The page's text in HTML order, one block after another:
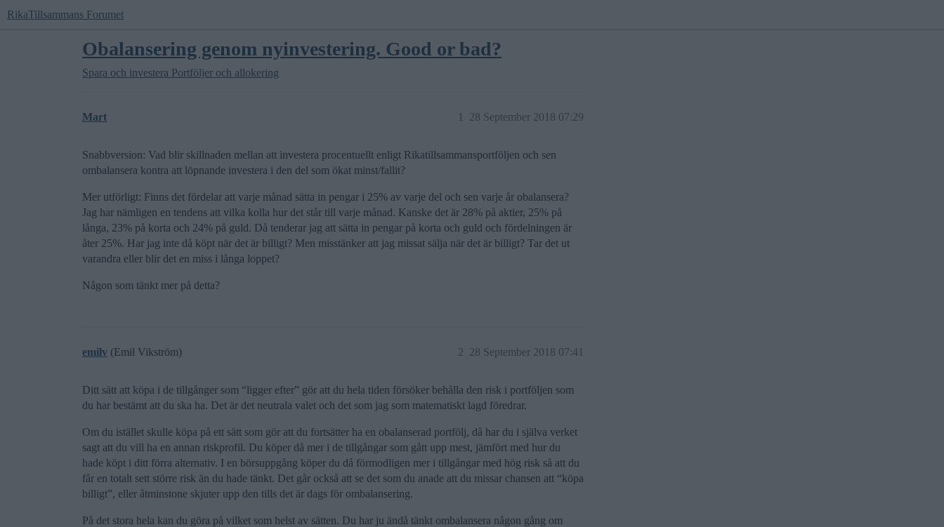
RikaTillsammans Forumet
Obalansering genom nyinvestering. Good or bad?
Spara och investera Portföljer och allokering
Mart 28 September 2018 07:29
1
Snabbversion: Vad blir skillnaden mellan att investera procentuellt enligt Rikatillsammansportföljen och sen
ombalansera kontra att löpnande investera i den del som ökat minst/fallit?
Mer utförligt: Finns det fördelar att varje månad sätta in pengar i 25% av varje del och sen varje år obalansera?
Jag har nämligen en tendens att vilka kolla hur det står till varje månad. Kanske det är 28% på aktier, 25% på
långa, 23% på korta och 24% på guld. Då tenderar jag att sätta in pengar på korta och guld och fördelningen är
åter 25%. Har jag inte då köpt när det är billigt? Men misstänker att jag missat sälja när det är billigt? Tar det ut
varandra eller blir det en miss i långa loppet?
Någon som tänkt mer på detta?
emilv (Emil Vikström) 28 September 2018 07:41
2
Ditt sätt att köpa i de tillgånger som “ligger efter” gör att du hela tiden försöker behålla den risk i portföljen som
du har bestämt att du ska ha. Det är det neutrala valet och det som jag som matematiskt lagd föredrar.
Om du istället skulle köpa på ett sätt som gör att du fortsätter ha en obalanserad portfölj, då har du i själva verket
sagt att du vill ha en annan riskprofil. Du köper då mer i de tillgångar som gått upp mest, jämfört med hur du
hade köpt i ditt förra alternativ. I en börsuppgång köper du då förmodligen mer i tillgångar med hög risk så att du
får en totalt sett större risk än du hade tänkt. Det går också att se det som du anade att du missar chansen att “köpa
billigt”, eller åtminstone skjuter upp den tills det är dags för ombalansering.
På det stora hela kan du göra på vilket som helst av sätten. Du har ju ändå tänkt ombalansera någon gång om